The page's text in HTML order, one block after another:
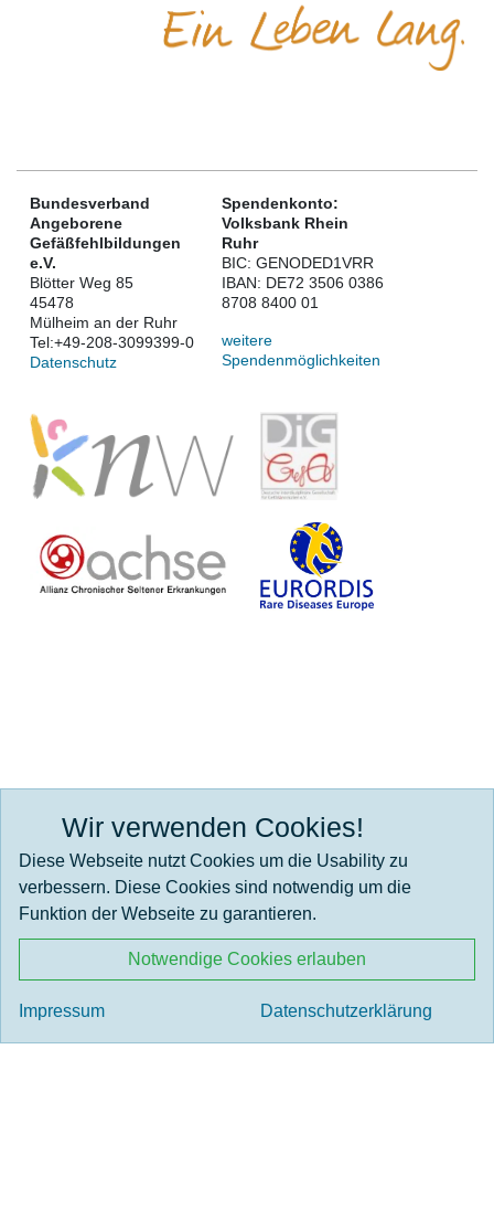
Bundesverband
Angeborene
Gefäßfehlbildungen
e.V.
Blötter Weg 85
45478
Mülheim an der Ruhr
Tel:+49-208-3099399-0
Datenschutz
Spendenkonto:
Volksbank Rhein
Ruhr
BIC: GENODED1VRR
IBAN: DE72 3506 0386
8708 8400 01
weitere
Spendenmöglichkeiten
Wir werden gefördert durch:
Wir verwenden Cookies!
Diese Webseite nutzt Cookies um die Usability zu
verbessern. Diese Cookies sind notwendig um die
Funktion der Webseite zu garantieren.
Notwendige Cookies erlauben
Impressum Datenschutzerklärung